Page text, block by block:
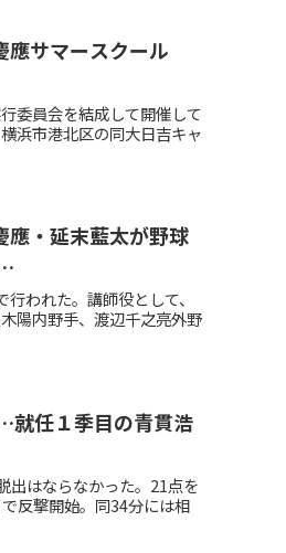
應サマースクール
委員会を結成して開催して
浜市港北区の同大日吉キャ
・延末藍太が野球
われた。講師役として、
陽内野手、渡辺千之亮外野
就任１季目の青貫浩
出はならなかった。21点を
反撃開始。同34分には相